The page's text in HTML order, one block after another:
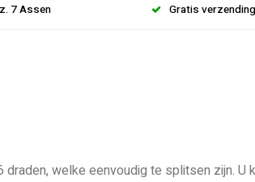
7 Assen Gratis
draden, welke eenvoudig te splitsen zijn.